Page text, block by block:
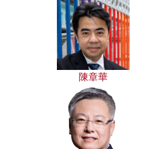
陳章華